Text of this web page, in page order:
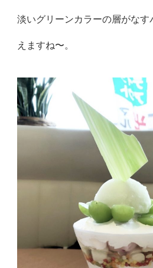
淡いグリーンカラーの層がなす
えますね〜。